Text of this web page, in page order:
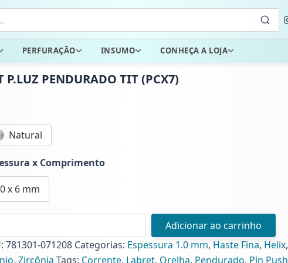
PERFURAÇÃO INSUMO CONHEÇA A LOJA
P.LUZ PENDURADO TIT (PCX7)
Natural
x Comprimento
x 6 mm
Adicionar ao carrinho
781301-071208 Categorias: Espessura 1.0 mm, Haste Fina, Helix,
,Zircônia Tags: Corrente, Labret, Orelha, Pendurado, Pin Push